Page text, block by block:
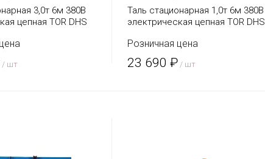
3,0т 6м 380В
цепная TOR DHS
/ шт
Таль стационарная 1,0т 6м 380В
электрическая цепная TOR DHS
Розничная цена
23 690 ₽/ шт